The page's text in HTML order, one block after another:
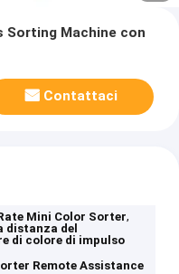
Sorting Machine con
Contattaci
Mini Color Sorter,
distanza del
di colore di impulso
Remote Assistance